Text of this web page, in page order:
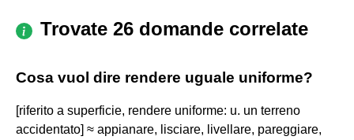
Trovate 26 domande correlate
Cosa vuol dire rendere uguale uniforme?
[riferito a superficie, rendere uniforme: u. un terreno
accidentato] ≈ appianare, lisciare, livellare, pareggiare,